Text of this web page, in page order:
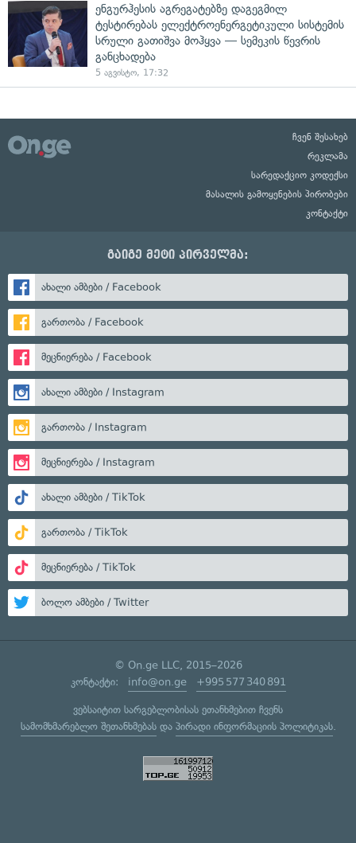
ენგურჰესის აგრეგატებზე დაგეგმილ
ტესტირებას ელექტროენერგეტიკული სისტემის
სრული გათიშვა მოჰყვა — სემეკის წევრის
განცხადება
5 აგვისტო, 17:32
ჩვენ შესახებ
რეკლამა
სარედაქციო კოდექსი
მასალის გამოყენების პირობები
კონტაქტი
გაიგე მეტი პირველმა:
ახალი ამბები / Facebook
გართობა / Facebook
მეცნიერება / Facebook
ახალი ამბები / Instagram
გართობა / Instagram
მეცნიერება / Instagram
ახალი ამბები / TikTok
გართობა / TikTok
მეცნიერება / TikTok
ბოლო ამბები / Twitter
© On.ge LLC, 2015–2026
კონტაქტი: info@on.ge +995 577 340 891
ვებსაიტით სარგებლობისას ეთანხმებით ჩვენს
სამომხმარებლო შეთანხმებასდა პირადი ინფორმაციის პოლიტიკას.